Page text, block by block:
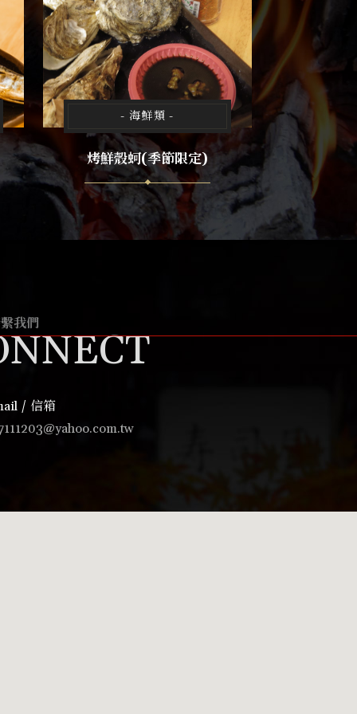
- 海鮮類 -
烤鮮殼蚵(季節限定)
我們
/ 信箱